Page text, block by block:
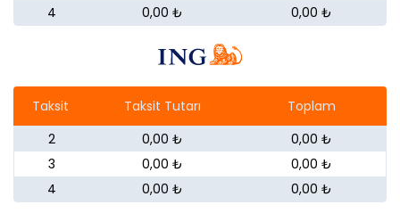
4
0,00 ₺ 0,00 ₺
Taksit Taksit Tutarı
Toplam
2
0,00 ₺
0,00 ₺
3
0,00 ₺
0,00 ₺
4
0,00 ₺ 0,00 ₺